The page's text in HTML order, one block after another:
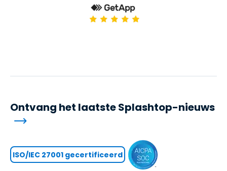
Ontvang het laatste Splashtop-nieuws
ISO/IEC 27001 gecertificeerd